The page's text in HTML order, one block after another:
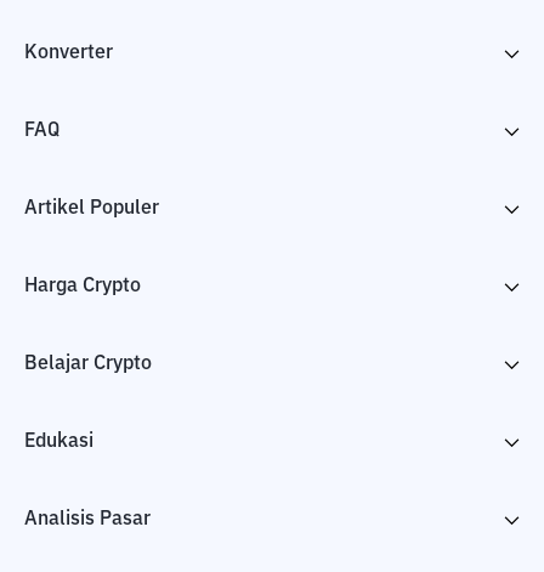
Konverter
FAQ
Artikel Populer
Harga Crypto
Belajar Crypto
Edukasi
Analisis Pasar